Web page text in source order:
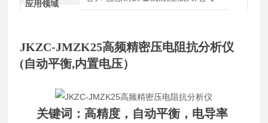
应用领域
JKZC-JMZK25高频精密压电阻抗分析仪
(自动平衡,内置电压）
关键词：高精度，自动平衡，电导率